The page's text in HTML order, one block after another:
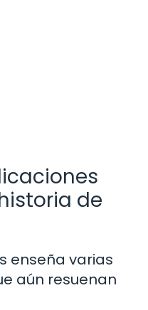
de
enseña varias
aún resuenan